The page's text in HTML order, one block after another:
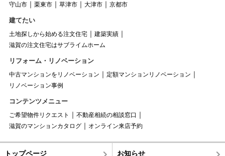
守山市 栗東市 草津市 大津市 京都市
建てたい
土地探しから始める注文住宅
建築実績
滋賀の注文住宅はサブライムホーム
リフォーム・リノベーション
中古マンションをリノベーション
定額マンションリノベーション
リノベーション事例
コンテンツメニュー
ご希望物件リクエスト
不動産相続の相談窓口
滋賀のマンションカタログ
オンライン来店予約
トップページ お知らせ